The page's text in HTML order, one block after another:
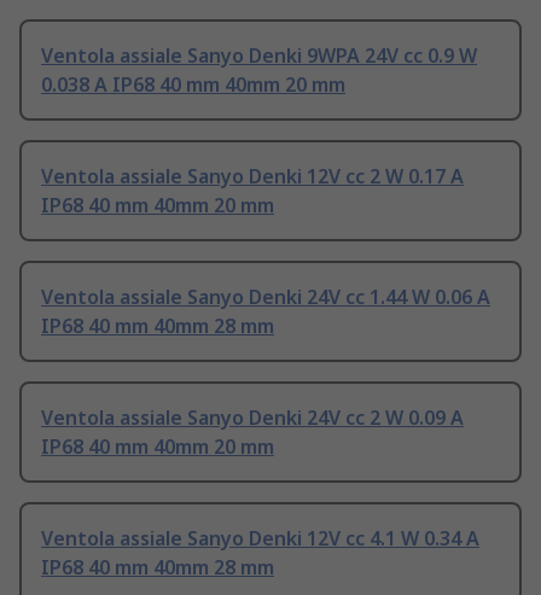
Ventola assiale Sanyo Denki 9WPA 24V cc 0.9 W
0.038 A IP68 40 mm 40mm 20 mm
Ventola assiale Sanyo Denki 12V cc 2 W 0.17 A
IP68 40 mm 40mm 20 mm
Ventola assiale Sanyo Denki 24V cc 1.44 W 0.06 A
IP68 40 mm 40mm 28 mm
Ventola assiale Sanyo Denki 24V cc 2 W 0.09 A
IP68 40 mm 40mm 20 mm
Ventola assiale Sanyo Denki 12V cc 4.1 W 0.34 A
IP68 40 mm 40mm 28 mm